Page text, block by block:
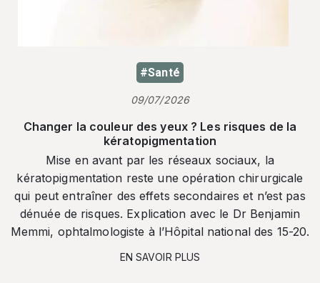
#Santé
09/07/2026
Changer la couleur des yeux ? Les risques de la
kératopigmentation
Mise en avant par les réseaux sociaux, la
kératopigmentation reste une opération chirurgicale
qui peut entraîner des effets secondaires et n’est pas
dénuée de risques. Explication avec le Dr Benjamin
Memmi, ophtalmologiste à l’Hôpital national des 15-20.
EN SAVOIR PLUS